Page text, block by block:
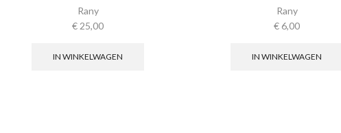
Rany
€ 25,00
IN WINKELWAGEN
Rany
€6,00
IN WINKELWAGEN